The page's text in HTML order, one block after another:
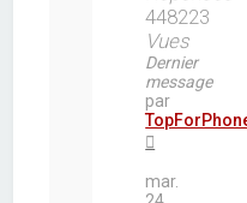
448223
Vues
Dernier
message
par
mar.